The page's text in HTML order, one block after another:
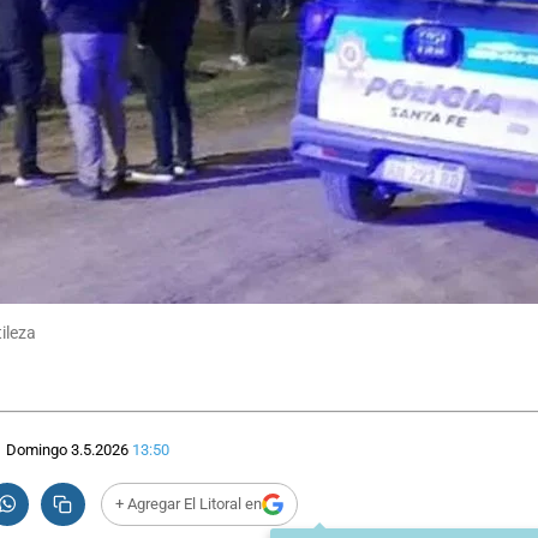
Domingo 3.5.2026 13:50
+ Agregar El Litoral en